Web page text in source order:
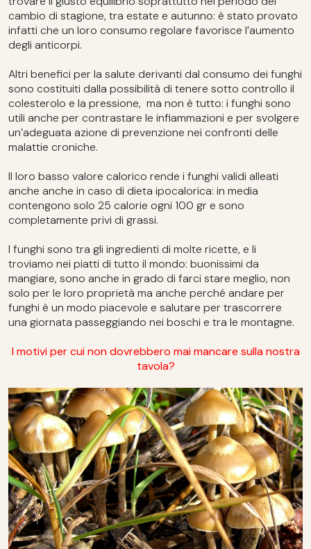
cambio di stagione, tra estate e autunno: è stato provato
infatti che un loro consumo regolare favorisce l’aumento
degli anticorpi.
Altri benefici per la salute derivanti dal consumo dei funghi
sono costituiti dalla possibilità di tenere sotto controllo il
colesterolo e la pressione, ma non è tutto: i funghi sono
utili anche per contrastare le infiammazioni e per svolgere
un’adeguata azione di prevenzione nei confronti delle
malattie croniche.
Il loro basso valore calorico rende i funghi validi alleati
anche anche in caso di dieta ipocalorica: in media
contengono solo 25 calorie ogni 100 gr e sono
completamente privi di grassi.
I funghi sono tra gli ingredienti di molte ricette, e li
troviamo nei piatti di tutto il mondo: buonissimi da
mangiare, sono anche in grado di farci stare meglio, non
solo per le loro proprietà ma anche perché andare per
funghi è un modo piacevole e salutare per trascorrere
una giornata passeggiando nei boschi e tra le montagne.
I motivi per cui non dovrebbero mai mancare sulla nostra
tavola?